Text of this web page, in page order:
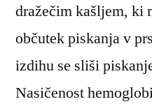
dražečim kašljem, ki
občutek piskanja v
izdihu se sliši
Nasičenost